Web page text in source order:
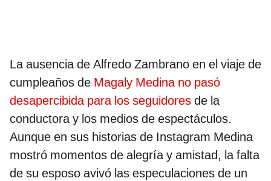
La ausencia de Alfredo Zambrano en el viaje de
cumpleaños de Magaly Medina no pasó
desapercibida para los seguidores de la
conductora y los medios de espectáculos.
Aunque en sus historias de Instagram Medina
mostró momentos de alegría y amistad, la falta
de su esposo avivó las especulaciones de un